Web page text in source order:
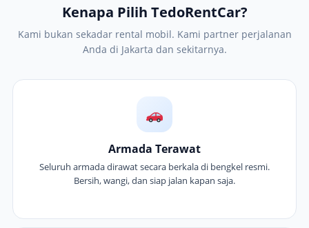
Kenapa Pilih TedoRentCar?
Kami bukan sekadar rental mobil. Kami partner perjalanan
Anda di Jakarta dan sekitarnya.
Armada Terawat
Seluruh armada dirawat secara berkala di bengkel resmi.
Bersih, wangi, dan siap jalan kapan saja.